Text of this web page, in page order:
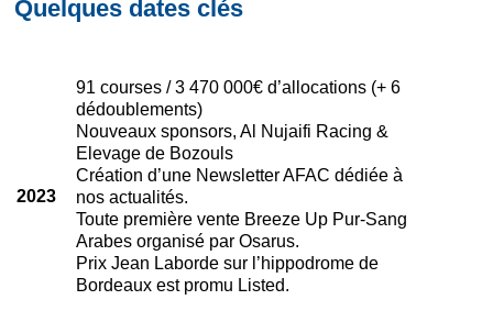
Quelques dates clés
2023
91 courses / 3 470 000€ d’allocations (+ 6
dédoublements)
Nouveaux sponsors, Al Nujaifi Racing &
Elevage de Bozouls
Création d’une Newsletter AFAC dédiée à
nos actualités.
Toute première vente Breeze Up Pur-Sang
Arabes organisé par Osarus.
Prix Jean Laborde sur l’hippodrome de
Bordeaux est promu Listed.